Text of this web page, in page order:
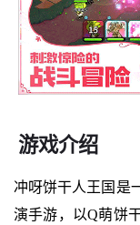
游戏介绍
冲呀饼干人王国是
演手游，以Q萌饼